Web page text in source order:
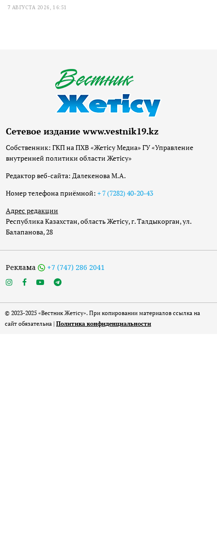
7 АВГУСТА 2026, 16:51
Сетевое издание www.vestnik19.kz
Собственник: ГКП на ПХВ «Жетісу Медиа» ГУ «Управление
внутренней политики области Жетісу»
Редактор веб-сайта: Далекенова М.А.
Номер телефона приёмной: + 7 (7282) 40-20-43
Адрес редакции
Республика Казахстан, область Жетісу, г. Талдыкорган, ул.
Балапанова, 28
Реклама +7 (747) 286 2041
© 2023-2025 «Вестник Жетісу». При копировании материалов ссылка на
сайт обязательна | Политика конфиденциальности